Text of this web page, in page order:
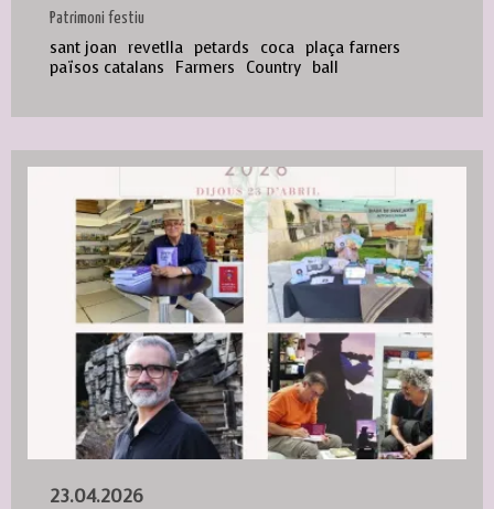
Patrimoni festiu
sant joan revetlla petards coca plaça farners
països catalans
Farmers Country ball
23.04.2026